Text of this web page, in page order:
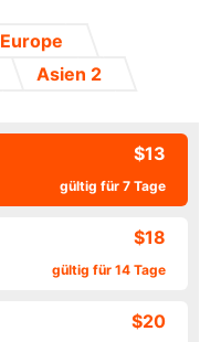
Europe
Asien 2
$13
gültig für 7 Tage
$18
gültig für 14 Tage
$20